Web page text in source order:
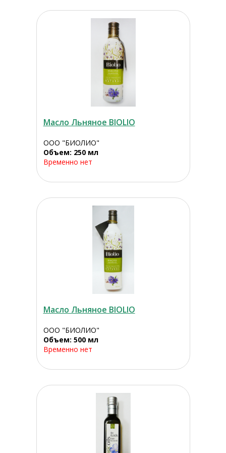
Масло Льняное BIOLIO
ООО "БИОЛИО"
Объем: 250 мл
Временно нет
Масло Льняное BIOLIO
ООО "БИОЛИО"
Объем: 500 мл
Временно нет